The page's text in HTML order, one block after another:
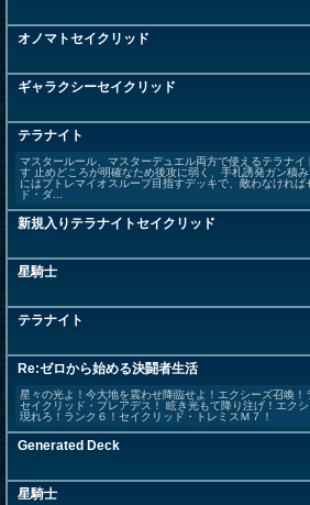
オノマトセイクリッド
ギャラクシーセイクリッド
テラナイト
マスタールール、マスターデュエル両方で使えるテラナイ
す 止めどころが明確なため後攻に弱く、手札誘発ガン積
にはプトレマイオスループ目指すデッキで、敵わなければ
ド・ダ...
新規入りテラナイトセイクリッド
星騎士
テラナイト
Re:ゼロから始める決闘者生活
星々の光よ！今大地を震わせ降臨せよ！エクシーズ召喚！
セイクリッド・プレアデス！ 眩き光もて降り注げ！エクシ
現れろ！ランク６！セイクリッド・トレミスＭ７！
Generated Deck
星騎士